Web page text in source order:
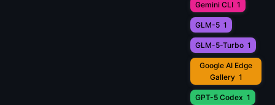
Gemini CLI 1
GLM-5 1
GLM-5-Turbo 1
Google AI Edge
Gallery 1
GPT-5 Codex 1